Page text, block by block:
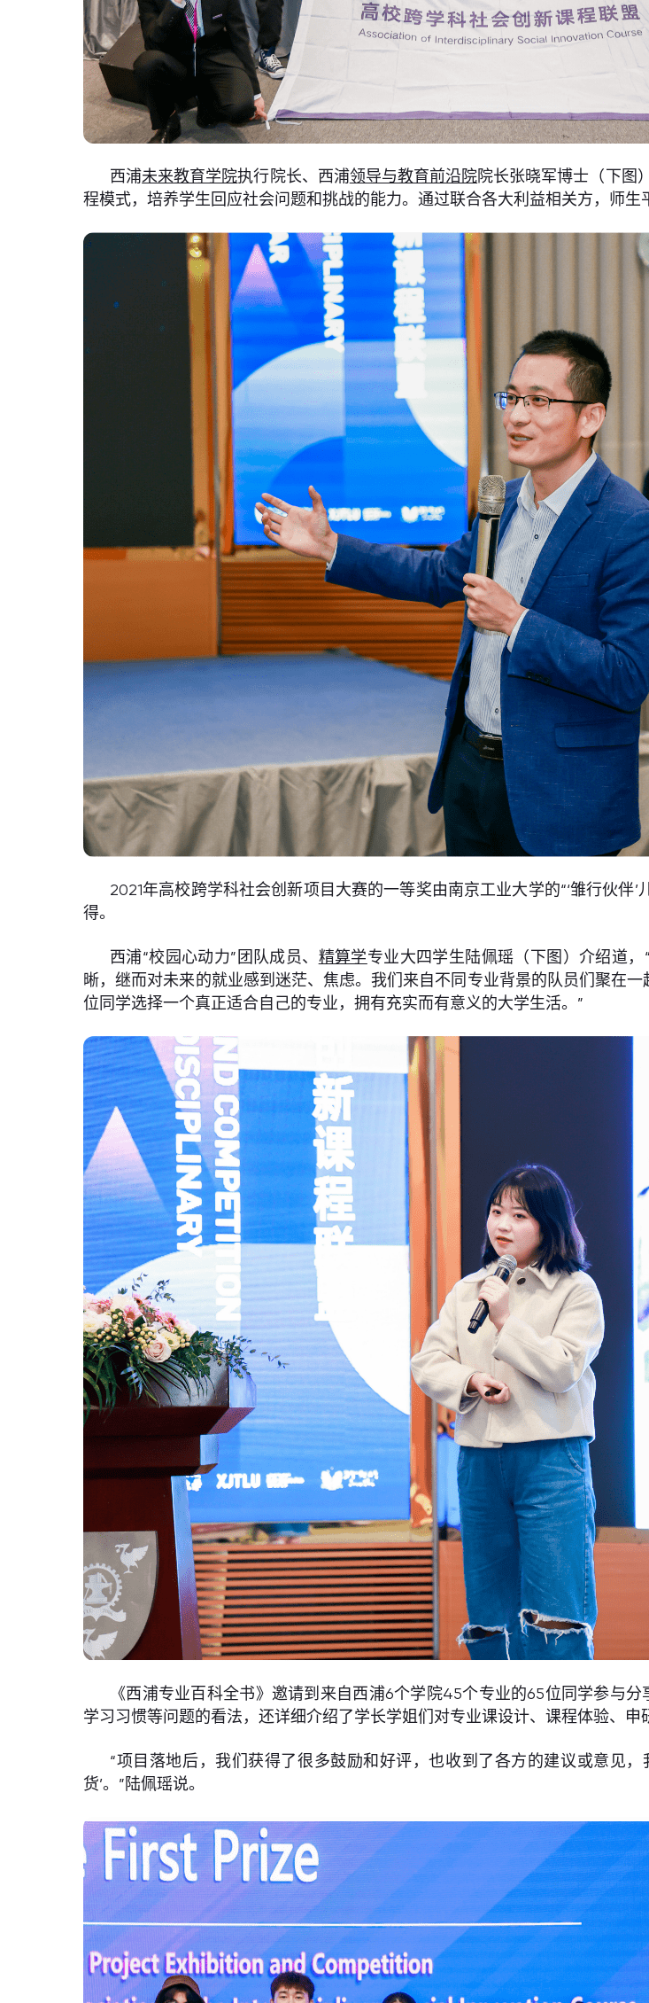
西浦未来教育学院执行院长、西浦领导与教育前沿院院长张晓军博士（下图
程模式，培养学生回应社会问题和挑战的能力。通过联合各大利益相关方，师
2021年高校跨学科社会创新项目大赛的一等奖由南京工业大学的“‘雏行伙伴
得。
西浦“校园心动力”团队成员、 精算学专业大四学生陆佩瑶（下图）介绍道
晰，继而对未来的就业感到迷茫、焦虑。我们来自不同专业背景的队员们聚在
位同学选择一个真正适合自己的专业，拥有充实而有意义的大学生活。”
《西浦专业百科全书》邀请到来自西浦6个学院45个专业的65位同学参与
学习习惯等问题的看法，还详细介绍了学长学姐们对专业课设计、课程体验、申
“项目落地后，我们获得了很多鼓励和好评，也收到了各方的建议或意见
货’。”陆佩瑶说。